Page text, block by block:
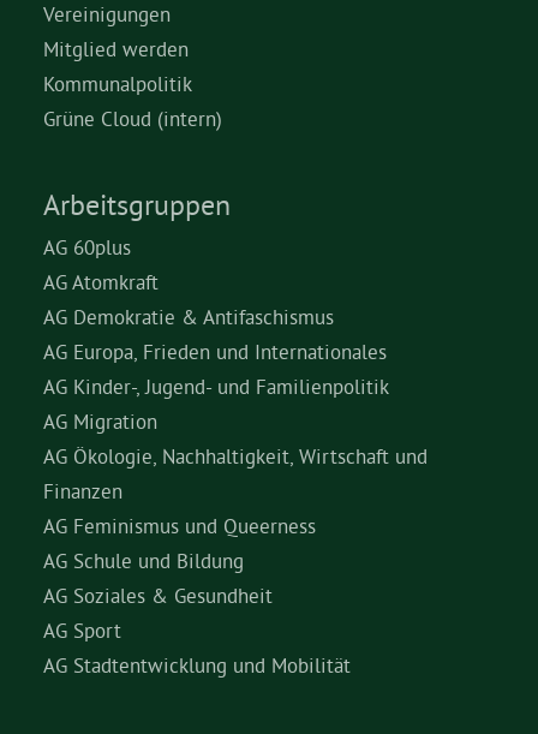
Vereinigungen
Mitglied werden
Kommunalpolitik
Grüne Cloud (intern)
Arbeitsgruppen
AG 60plus
AG Atomkraft
AG Demokratie & Antifaschismus
AG Europa, Frieden und Internationales
AG Kinder-, Jugend- und Familienpolitik
AG Migration
AG Ökologie, Nachhaltigkeit, Wirtschaft und
Finanzen
AG Feminismus und Queerness
AG Schule und Bildung
AG Soziales & Gesundheit
AG Sport
AG Stadtentwicklung und Mobilität